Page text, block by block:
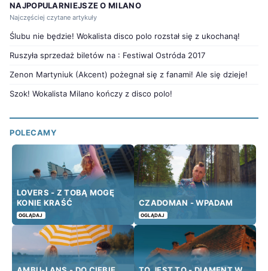
NAJPOPULARNIEJSZE O MILANO
Najczęściej czytane artykuły
Ślubu nie będzie! Wokalista disco polo rozstał się z ukochaną!
Ruszyła sprzedaż biletów na : Festiwal Ostróda 2017
Zenon Martyniuk (Akcent) pożegnał się z fanami! Ale się dzieje!
Szok! Wokalista Milano kończy z disco polo!
POLECAMY
LOVERS - Z TOBĄ MOGĘ
KONIE KRAŚĆ
OGLĄDAJ
CZADOMAN - WPADAM
OGLĄDAJ